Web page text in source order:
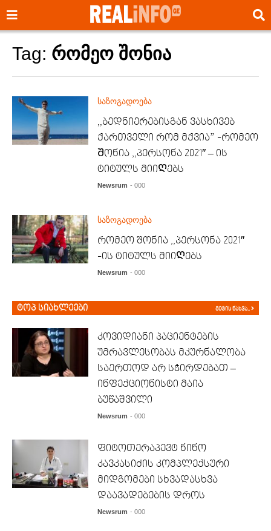
Tag: რომეო შონია
საზოგადოება
,,ბედნიერებისგან ვასხივებ
ქართველი რომ მქვია” -რომეო
Შონია ,,პერსონა 2021″ – ის
ტიტულს მიიᲦებს
Newsrum - 000
საზოგადოება
რომეო შონია ,,პერსონა 2021″
-ის ტიტულს მიიᲦებს
Newsrum - 000
ტოპ სიახლეები მეტის ნახვა..
კოვიდიანი პაციენტების
უმრავლესობას მკურნალობა
საერთოდ არ სჭირდებათ –
ინფექციონისტი მაია
ბუწაშვილი
Newsrum - 000
ფიტოთერაპევტ ნინო
კავკასიძის კომპლექსური
მიდგომები სხვადასხვა
დაავადებების დროს
Newsrum - 000